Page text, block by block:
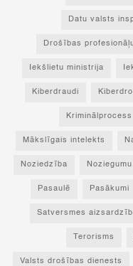
Datu valsts
Drošības
Iekšlietu ministrija
Kiberdraudi
Kriminālprocess
Mākslīgais intelekts
Noziedzība
Pasaulē Pasākumi
Satversmes
Terorisms
Valsts drošības dienests